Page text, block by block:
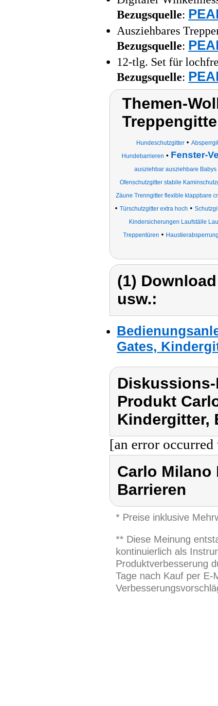
Bezugsquelle:
Ausziehbares
Bezugsquelle:
12-tlg. Set für
Bezugsquelle:
Themen-
Hundeschutzgitter •
Hundebarrieren • Fenster-
ausziehbar ausziehbare
Ofenschutzgitter stabile
Zäune Trenngitter flexible klappbare
• Türschutzgitter extra hoch •
Kindersicherungen Laufställe
Treppentüren •
(1)
usw.:
Gates,
Produkt
Kindergitter,
[an error
Carlo Milano
Barrieren
* Preise inklusive
** Diese Meinung
kontinuierlich als
Produktverbesserung
Tage nach Kauf per E-